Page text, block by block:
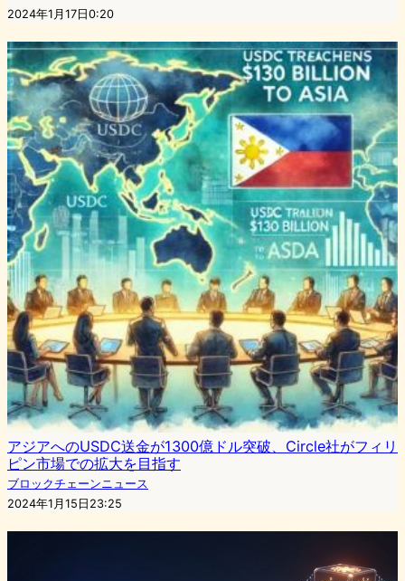
2024年1月17日0:20
アジアへのUSDC送金が1300億ドル突破、Circle社がフィリ
ピン市場での拡大を目指す
ブロックチェーンニュース
2024年1月15日23:25